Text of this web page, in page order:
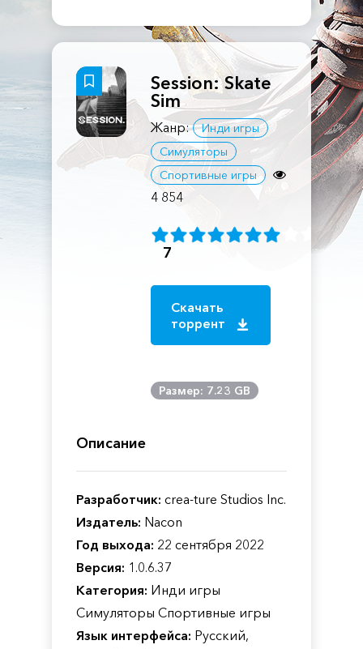
Session: Skate
Sim
Жанр:
Инди игры
Симуляторы
Спортивные игры
4 854
7
Скачать
торрент
Размер: 7.23 GB
Описание
Разработчик: crea-ture Studios Inc.
Издатель: Nacon
Год выхода: 22 сентября 2022
Версия: 1.0.6.37
Категория: Инди игры
Симуляторы Спортивные игры
Язык интерфейса: Русский,